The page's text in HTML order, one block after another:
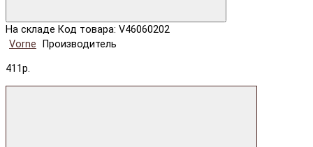
На складе Код товара: V46060202
Vorne
Производитель
411р.